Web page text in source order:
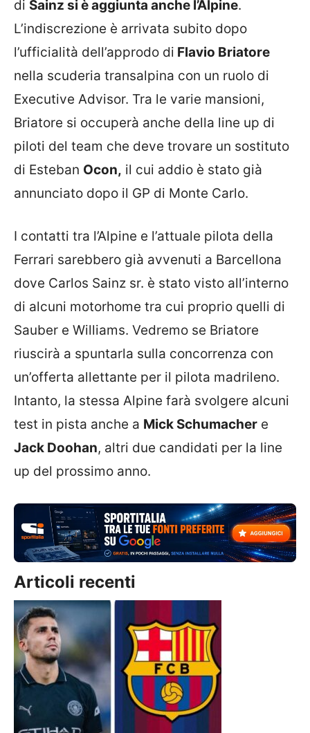
di Sainz si è aggiunta anche l’Alpine.
L’indiscrezione è arrivata subito dopo
l’ufficialità dell’approdo di Flavio Briatore
nella scuderia transalpina con un ruolo di
Executive Advisor. Tra le varie mansioni,
Briatore si occuperà anche della line up di
piloti del team che deve trovare un sostituto
di Esteban Ocon, il cui addio è stato già
annunciato dopo il GP di Monte Carlo.
I contatti tra l’Alpine e l’attuale pilota della
Ferrari sarebbero già avvenuti a Barcellona
dove Carlos Sainz sr. è stato visto all’interno
di alcuni motorhome tra cui proprio quelli di
Sauber e Williams. Vedremo se Briatore
riuscirà a spuntarla sulla concorrenza con
un’offerta allettante per il pilota madrileno.
Intanto, la stessa Alpine farà svolgere alcuni
test in pista anche a Mick Schumacher e
Jack Doohan, altri due candidati per la line
up del prossimo anno.
Articoli recenti